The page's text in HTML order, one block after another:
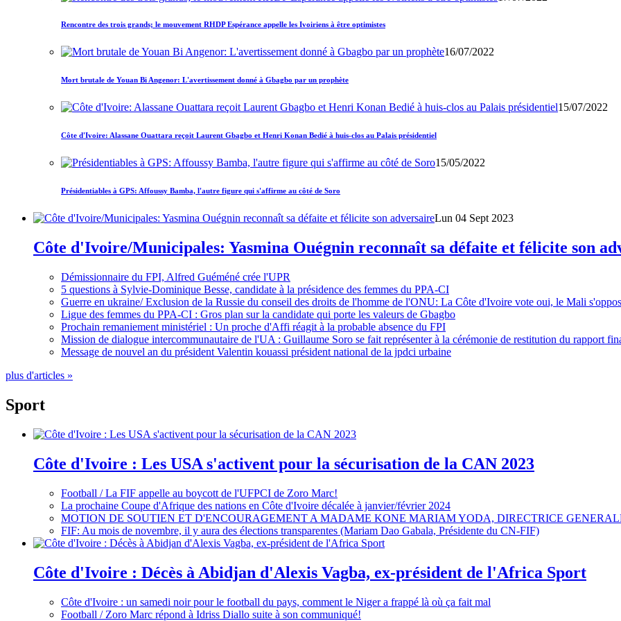
Rencontre des trois grands; le mouvement RHDP Espérance appelle les Ivoiriens à être optimistes
16/07/2022
Mort brutale de Youan Bi Angenor: L'avertissement donné à Gbagbo par un prophète
15/07/2022
Côte d'Ivoire: Alassane Ouattara reçoit Laurent Gbagbo et Henri Konan Bedié à huis-clos au Palais présidentiel
15/05/2022
Présidentiables à GPS: Affoussy Bamba, l'autre figure qui s'affirme au côté de Soro
Lun 04 Sept 2023
Côte d'Ivoire/Municipales: Yasmina Ouégnin reconnaît sa défaite et félicite son
Démissionnaire du FPI, Alfred Guéméné crée l'UPR
5 questions à Sylvie-Dominique Besse, candidate à la présidence des femmes du PPA-CI
Guerre en ukraine/ Exclusion de la Russie du conseil des droits de l'homme de l'ONU: La Côte d'Ivoire vote oui, le Mali
Ligue des femmes du PPA-CI : Gros plan sur la candidate qui porte les valeurs de Gbagbo
Prochain remaniement ministériel : Un proche d'Affi réagit à la probable absence du FPI
Mission de dialogue intercommunautaire de l'UA : Guillaume Soro se fait représenter à la cérémonie de restitution du rapport
Message de nouvel an du président Valentin kouassi président national de la jpdci urbaine
plus d'articles »
Sport
Côte d'Ivoire : Les USA s'activent pour la sécurisation de la CAN 2023
Football / La FIF appelle au boycott de l'UFPCI de Zoro Marc!
La prochaine Coupe d'Afrique des nations en Côte d'Ivoire décalée à janvier/février 2024
MOTION DE SOUTIEN ET D'ENCOURAGEMENT A MADAME KONE MARIAM YODA, DIRECTRICE
FIF: Au mois de novembre, il y aura des élections transparentes (Mariam Dao Gabala, Présidente du CN-FIF)
Côte d'Ivoire : Décès à Abidjan d'Alexis Vagba, ex-président de l'Africa Sport
Côte d'Ivoire : un samedi noir pour le football du pays, comment le Niger a frappé là où ça fait mal
Football / Zoro Marc répond à Idriss Diallo suite à son communiqué!